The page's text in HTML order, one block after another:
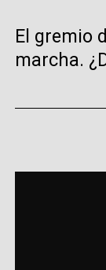
El gremio
marcha.